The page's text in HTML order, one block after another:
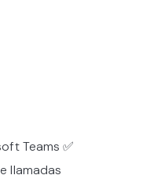
Teams ✅
llamadas